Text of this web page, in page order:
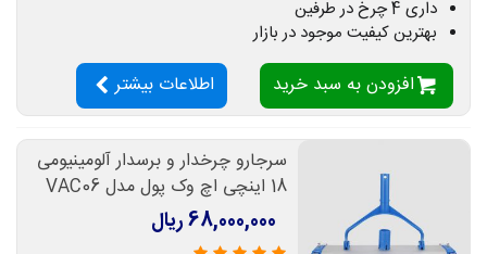
داری 4 چرخ در طرفین
بهترین کیفیت موجود در بازار
افزودن به سبد خرید اطلاعات بیشتر
سرجارو چرخدار و برسدار آلومینیومی
18 اینچی اچ وک پول مدل VAC06
68,000,000 ریال